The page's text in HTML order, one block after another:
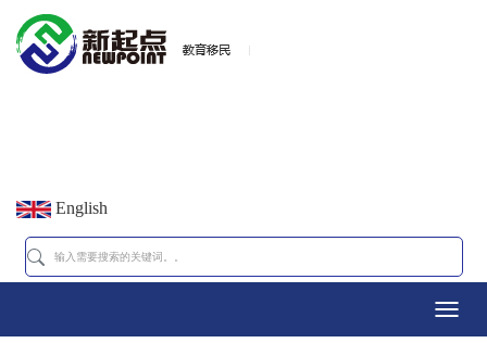
English